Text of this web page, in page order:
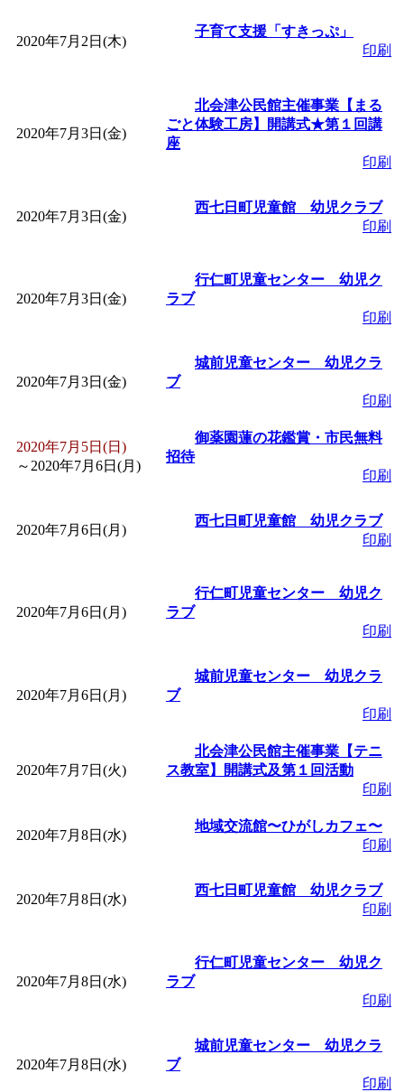
間：2026/07/13～2026/
間：2026/08/10～2026/
赤ちゃん子育て講
付期間：2026/08/10～
赤ちゃん子育て講
付期間：2026/08/10～
「まだまだ暑い！コ
レクリエーション
ットせよ！
」 受付期
「皆鶴姫のこびる塾
「子育て交流広場「
間：2026/08/10～
赤ちゃん交流広場
間：2026/08/10～2026/
みなづる号乗車体
」
「堂島地区歴史ウオ
」 受付期間：～
みなづる号乗車体
de 健康づくり」」 受
2020年7月2日(木)
子育て支援「すきっぷ」
印刷
2020年7月3日(金)
北会津公民館主催事業【まる
ごと体験工房】開講式★第１回講
座
印刷
2020年7月3日(金)
西七日町児童館 幼児クラブ
印刷
2020年7月3日(金)
行仁町児童センター 幼児ク
ラブ
印刷
2020年7月3日(金)
城前児童センター 幼児クラ
ブ
印刷
2020年7月5日(日)
～ 2020年7月6日(月)
御薬園蓮の花鑑賞・市民無料
招待
印刷
2020年7月6日(月)
西七日町児童館 幼児クラブ
印刷
2020年7月6日(月)
行仁町児童センター 幼児ク
ラブ
印刷
2020年7月6日(月)
城前児童センター 幼児クラ
ブ
印刷
2020年7月7日(火)
北会津公民館主催事業【テニ
ス教室】開講式及第１回活動
印刷
2020年7月8日(水)
地域交流館〜ひがしカフェ〜
印刷
2020年7月8日(水)
西七日町児童館 幼児クラブ
印刷
2020年7月8日(水)
行仁町児童センター 幼児ク
ラブ
印刷
2020年7月8日(水)
城前児童センター 幼児クラ
ブ
印刷